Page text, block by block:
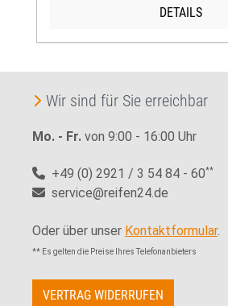
DETAILS
Wir sind für Sie erreichbar
Mo. - Fr. von 9:00 - 16:00 Uhr
+49 (0) 2921 / 3 54 84 - 60**
service@reifen24.de
Oder über unser Kontaktformular.
** Es gelten die Preise Ihres Telefonanbieters
VERTRAG WIDERRUFEN